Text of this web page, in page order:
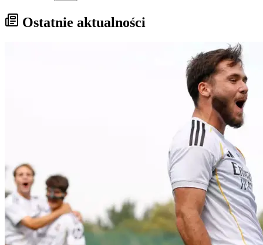
Ostatnie aktualności